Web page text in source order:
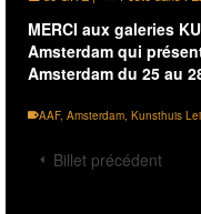
MERCI aux galeries
Amsterdam qui
Amsterdam du 25 au
AAF, Amsterdam Kunsthuis
Billet précédent